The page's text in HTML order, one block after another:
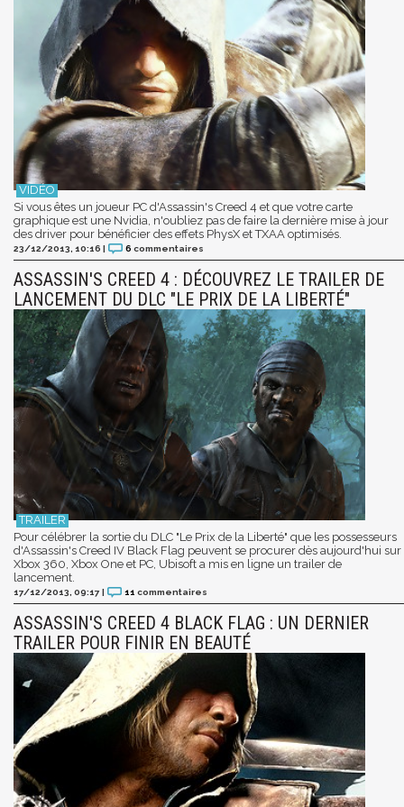
Si vous êtes un joueur PC d'Assassin's Creed 4 et que votre carte
graphique est une Nvidia, n'oubliez pas de faire la dernière mise à jour
des driver pour bénéficier des effets PhysX et TXAA optimisés.
23/12/2013, 10:16 | 6 commentaires
ASSASSIN'S CREED 4 : DÉCOUVREZ LE TRAILER DE
LANCEMENT DU DLC "LE PRIX DE LA LIBERTÉ"
Pour célébrer la sortie du DLC "Le Prix de la Liberté" que les possesseurs
d'Assassin's Creed IV Black Flag peuvent se procurer dès aujourd'hui sur
Xbox 360, Xbox One et PC, Ubisoft a mis en ligne un trailer de
lancement.
17/12/2013, 09:17 | 11 commentaires
ASSASSIN'S CREED 4 BLACK FLAG : UN DERNIER
TRAILER POUR FINIR EN BEAUTÉ